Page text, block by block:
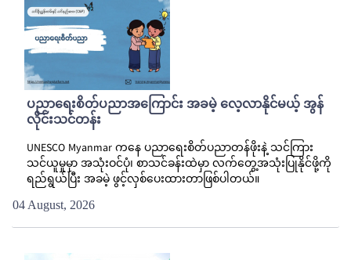
ပညာရေးစိတ်ပညာအကြောင်း အခမဲ့ လေ့လာနိုင်မယ့် အွန်
လိုင်းသင်တန်း
UNESCO Myanmar ကနေ ပညာရေးစိတ်ပညာတန်ဖိုးနဲ့ သင်ကြား
သင်ယူမှုမှာ အသုံးဝင်ပုံ၊ စာသင်ခန်းထဲမှာ လက်တွေ့အသုံးပြုနိုင်ဖို့ကို
ရည်ရွယ်ပြီး အခမဲ့ ဖွင့်လှစ်ပေးထားတာဖြစ်ပါတယ်။
04 August, 2026